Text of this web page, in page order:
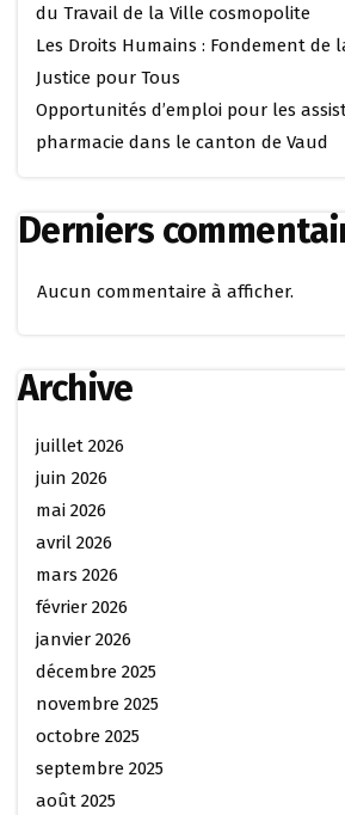
du Travail de la Ville cosmopolite
Les Droits Humains : Fondement de
Justice pour Tous
Opportunités d’emploi pour les
pharmacie dans le canton de Vaud
Derniers
Aucun commentaire à afficher.
Archive
juillet 2026
juin 2026
mai 2026
avril 2026
mars 2026
février 2026
janvier 2026
décembre 2025
novembre 2025
octobre 2025
septembre 2025
août 2025